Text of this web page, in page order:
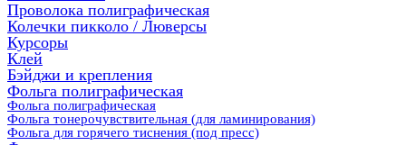
Проволока полиграфическая
Колечки пикколо / Люверсы
Курсоры
Клей
Бэйджи и крепления
Фольга полиграфическая
Фольга полиграфическая
Фольга тонерочувствительная (для ламинирования)
Фольга для горячего тиснения (под пресс)